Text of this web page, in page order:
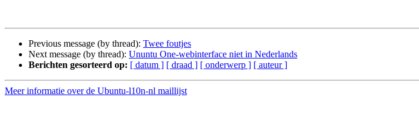
Previous message (by thread): Twee foutjes
Next message (by thread): Ununtu One-webinterface niet in Nederlands
Berichten gesorteerd op: [ datum ] [ draad ] [ onderwerp ] [ auteur ]
Meer informatie over de Ubuntu-l10n-nl maillijst